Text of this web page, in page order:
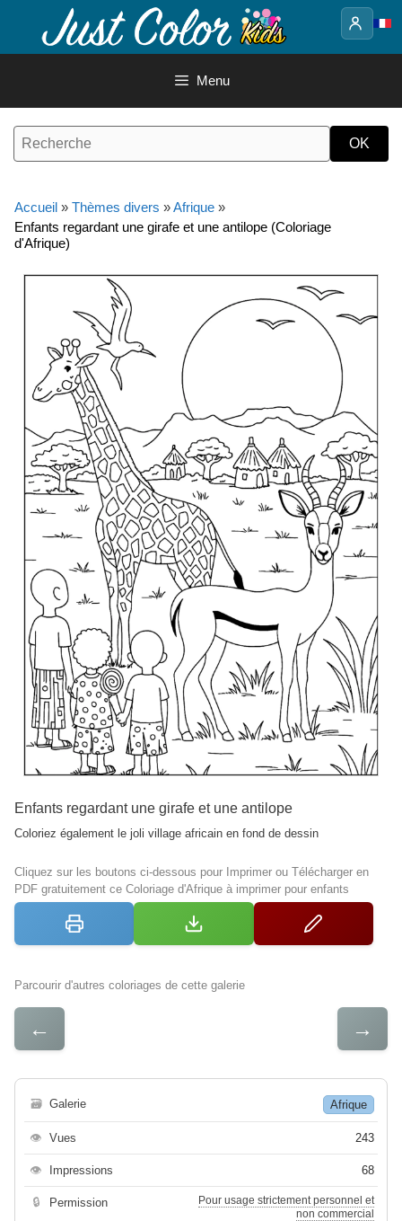
contenu
Menu
Accueil » Thèmes divers »Afrique »
Enfants regardant une girafe et une antilope (Coloriage
d'Afrique)
Enfants regardant une girafe et une antilope
Coloriez également le joli village africain en fond de dessin
Cliquez sur les boutons ci-dessous pour Imprimer ou Télécharger en
PDF gratuitement ce Coloriage d'Afrique à imprimer pour enfants
Parcourir d'autres coloriages de cette galerie
← →
🗃 Galerie Afrique
👁 Vues 243
👁 Impressions 68
🔒 Permission
Pour usage strictement personnel et
non commercial